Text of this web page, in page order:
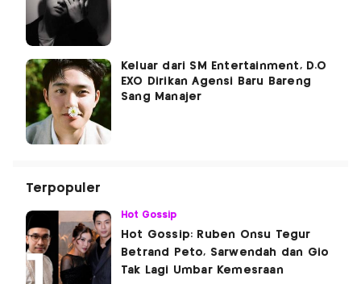
Keluar dari SM Entertainment, D.O
EXO Dirikan Agensi Baru Bareng
Sang Manajer
Terpopuler
Hot Gossip
Hot Gossip: Ruben Onsu Tegur
Betrand Peto, Sarwendah dan Gio
Tak Lagi Umbar Kemesraan